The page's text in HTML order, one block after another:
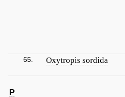
65. Oxytropis sordida
P